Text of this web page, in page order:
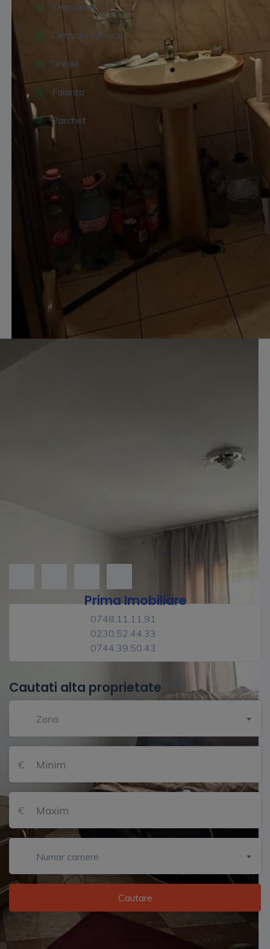
Termopan
Centrala termica
Gresie
Faianta
Parchet
Locatie agentie
Prima Imobiliare
0748.11.11.91
0230.52.44.33
0744.39.50.43
Cautati alta proprietate
Zona
Numar camere
Cautare